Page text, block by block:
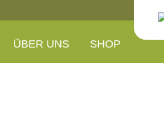
ÜBER UNS SHOP